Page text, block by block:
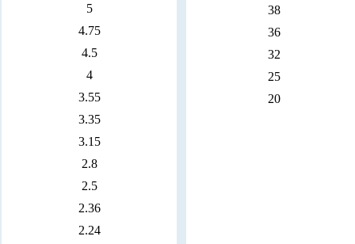
5
4.75
4.5
4
3.55
3.35
3.15
2.8
2.5
2.36
2.24
38
36
32
25
20